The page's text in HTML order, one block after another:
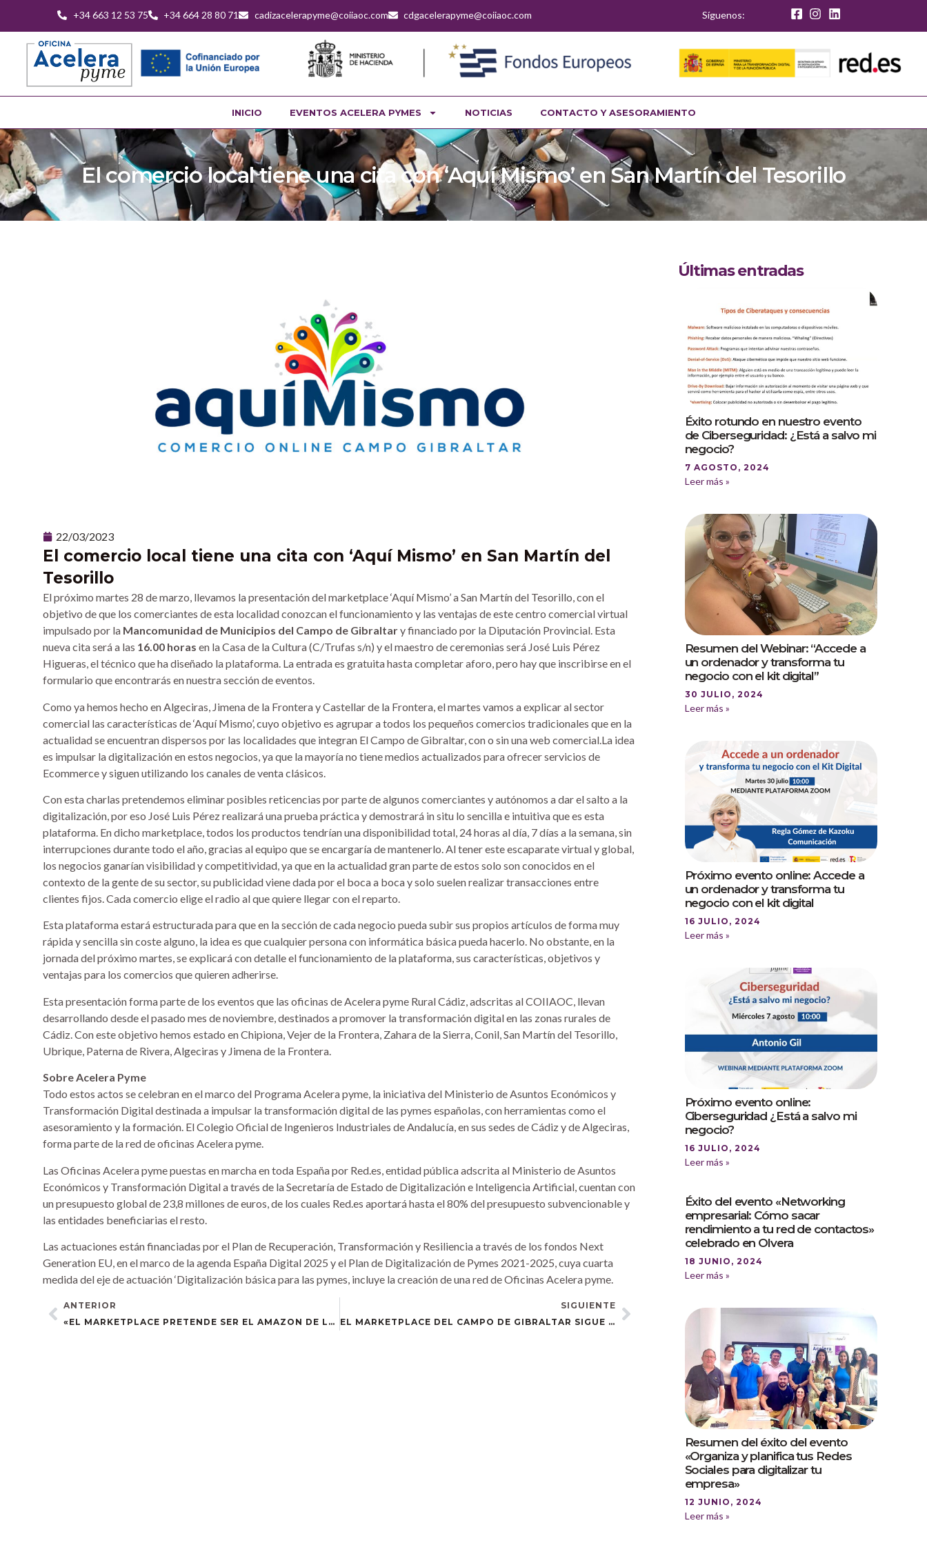
+34 663 12 53 75 +34 664 28 80 71 cadizacelerapyme@coiiaoc.com cdgacelerapyme@coiiaoc.com Síguenos:
INICIO EVENTOS ACELERA PYMES NOTICIAS CONTACTO Y ASESORAMIENTO
El comercio local tiene una cita con ‘Aquí Mismo’ en San Martín del Tesorillo
22/03/2023
El comercio local tiene una cita con ‘Aquí Mismo’ en San Martín del
Tesorillo
El próximo martes 28 de marzo, llevamos la presentación del marketplace ‘Aquí Mismo’ a San Martín del Tesorillo, con el
objetivo de que los comerciantes de esta localidad conozcan el funcionamiento y las ventajas de este centro comercial virtual
impulsado por la Mancomunidad de Municipios del Campo de Gibraltary financiado por la Diputación Provincial. Esta
nueva cita será a las 16.00 horas en la Casa de la Cultura (C/Trufas s/n) y el maestro de ceremonias será José Luis Pérez
Higueras, el técnico que ha diseñado la plataforma. La entrada es gratuita hasta completar aforo, pero hay que inscribirse en el
formulario que encontrarás en nuestra sección de eventos.
Como ya hemos hecho en Algeciras, Jimena de la Frontera y Castellar de la Frontera, el martes vamos a explicar al sector
comercial las características de ‘Aquí Mismo’, cuyo objetivo es agrupar a todos los pequeños comercios tradicionales que en la
actualidad se encuentran dispersos por las localidades que integran El Campo de Gibraltar, con o sin una web comercial.La idea
es impulsar la digitalización en estos negocios, ya que la mayoría no tiene medios actualizados para ofrecer servicios de
Ecommerce y siguen utilizando los canales de venta clásicos.
Con esta charlas pretendemos eliminar posibles reticencias por parte de algunos comerciantes y autónomos a dar el salto a la
digitalización, por eso José Luis Pérez realizará una prueba práctica y demostrará in situ lo sencilla e intuitiva que es esta
plataforma. En dicho marketplace, todos los productos tendrían una disponibilidad total, 24 horas al día, 7 días a la semana, sin
interrupciones durante todo el año, gracias al equipo que se encargaría de mantenerlo. Al tener este escaparate virtual y global,
los negocios ganarían visibilidad y competitividad, ya que en la actualidad gran parte de estos solo son conocidos en el
contexto de la gente de su sector, su publicidad viene dada por el boca a boca y solo suelen realizar transacciones entre
clientes fijos. Cada comercio elige el radio al que quiere llegar con el reparto.
Esta plataforma estará estructurada para que en la sección de cada negocio pueda subir sus propios artículos de forma muy
rápida y sencilla sin coste alguno, la idea es que cualquier persona con informática básica pueda hacerlo. No obstante, en la
jornada del próximo martes, se explicará con detalle el funcionamiento de la plataforma, sus características, objetivos y
ventajas para los comercios que quieren adherirse.
Esta presentación forma parte de los eventos que las oficinas de Acelera pyme Rural Cádiz, adscritas al COIIAOC, llevan
desarrollando desde el pasado mes de noviembre, destinados a promover la transformación digital en las zonas rurales de
Cádiz. Con este objetivo hemos estado en Chipiona, Vejer de la Frontera, Zahara de la Sierra, Conil, San Martín del Tesorillo,
Ubrique, Paterna de Rivera, Algeciras y Jimena de la Frontera.
Sobre Acelera Pyme
Todo estos actos se celebran en el marco del Programa Acelera pyme, la iniciativa del Ministerio de Asuntos Económicos y
Transformación Digital destinada a impulsar la transformación digital de las pymes españolas, con herramientas como el
asesoramiento y la formación. El Colegio Oficial de Ingenieros Industriales de Andalucía, en sus sedes de Cádiz y de Algeciras,
forma parte de la red de oficinas Acelera pyme.
Las Oficinas Acelera pyme puestas en marcha en toda España por Red.es, entidad pública adscrita al Ministerio de Asuntos
Económicos y Transformación Digital a través de la Secretaría de Estado de Digitalización e Inteligencia Artificial, cuentan con
un presupuesto global de 23,8 millones de euros, de los cuales Red.es aportará hasta el 80% del presupuesto subvencionable y
las entidades beneficiarias el resto.
Las actuaciones están financiadas por el Plan de Recuperación, Transformación y Resiliencia a través de los fondos Next
Generation EU, en el marco de la agenda España Digital 2025 y el Plan de Digitalización de Pymes 2021-2025, cuya cuarta
medida del eje de actuación ‘Digitalización básica para las pymes, incluye la creación de una red de Oficinas Acelera pyme.
ANTERIOR
«EL MARKETPLACE PRETENDE SER EL AMAZON DE LOS COMERCIOS DE CHIPIONA»
SIGUIENTE
EL MARKETPLACE DEL CAMPO DE GIBRALTAR SIGUE CAPTANDO COMERCIOS
Últimas entradas
Éxito rotundo en nuestro evento
de Ciberseguridad: ¿Está a salvo mi
negocio?
7 AGOSTO, 2024
Leer más »
Resumen del Webinar: “Accede a
un ordenador y transforma tu
negocio con el kit digital”
30 JULIO, 2024
Leer más »
Próximo evento online: Accede a
un ordenador y transforma tu
negocio con el kit digital
16 JULIO, 2024
Leer más »
Próximo evento online:
Ciberseguridad ¿Está a salvo mi
negocio?
16 JULIO, 2024
Leer más »
Éxito del evento «Networking
empresarial: Cómo sacar
rendimiento a tu red de contactos»
celebrado en Olvera
18 JUNIO, 2024
Leer más »
Resumen del éxito del evento
«Organiza y planifica tus Redes
Sociales para digitalizar tu
empresa»
12 JUNIO, 2024
Leer más »